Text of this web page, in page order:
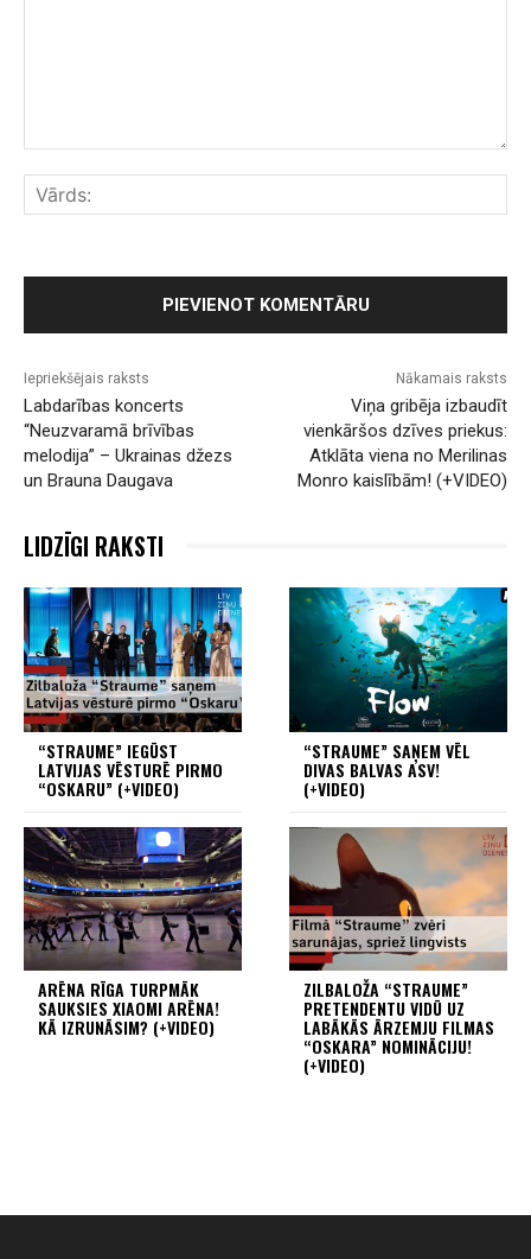
Iepriekšējais raksts
Labdarības koncerts
“Neuzvaramā brīvības
melodija” – Ukrainas džezs
un Brauna Daugava
Nākamais raksts
Viņa gribēja izbaudīt
vienkāršos dzīves priekus:
Atklāta viena no Merilinas
Monro kaislībām! (+VIDEO)
LIDZĪGI RAKSTI
“STRAUME” IEGŪST
LATVIJAS VĒSTURĒ PIRMO
“OSKARU” (+VIDEO)
“STRAUME” SAŅEM VĒL
DIVAS BALVAS ASV!
(+VIDEO)
ARĒNA RĪGA TURPMĀK
SAUKSIES XIAOMI ARĒNA!
KĀ IZRUNĀSIM? (+VIDEO)
ZILBALOŽA “STRAUME”
PRETENDENTU VIDŪ UZ
LABĀKĀS ĀRZEMJU FILMAS
“OSKARA” NOMINĀCIJU!
(+VIDEO)